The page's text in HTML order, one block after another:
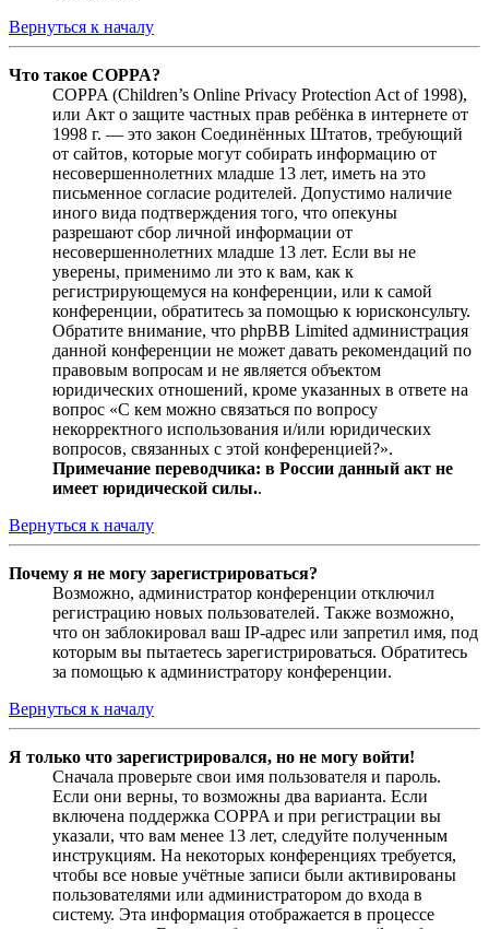
Вернуться к началу
Что такое COPPA?
COPPA (Children’s Online Privacy Protection Act of 1998),
или Акт о защите частных прав ребёнка в интернете от
1998 г. — это закон Соединённых Штатов, требующий
от сайтов, которые могут собирать информацию от
несовершеннолетних младше 13 лет, иметь на это
письменное согласие родителей. Допустимо наличие
иного вида подтверждения того, что опекуны
разрешают сбор личной информации от
несовершеннолетних младше 13 лет. Если вы не
уверены, применимо ли это к вам, как к
регистрирующемуся на конференции, или к самой
конференции, обратитесь за помощью к юрисконсульту.
Обратите внимание, что phpBB Limited администрация
данной конференции не может давать рекомендаций по
правовым вопросам и не является объектом
юридических отношений, кроме указанных в ответе на
вопрос «С кем можно связаться по вопросу
некорректного использования и/или юридических
вопросов, связанных с этой конференцией?».
Примечание переводчика: в России данный акт не
имеет юридической силы..
Вернуться к началу
Почему я не могу зарегистрироваться?
Возможно, администратор конференции отключил
регистрацию новых пользователей. Также возможно,
что он заблокировал ваш IP-адрес или запретил имя, под
которым вы пытаетесь зарегистрироваться. Обратитесь
за помощью к администратору конференции.
Вернуться к началу
Я только что зарегистрировался, но не могу войти!
Сначала проверьте свои имя пользователя и пароль.
Если они верны, то возможны два варианта. Если
включена поддержка COPPA и при регистрации вы
указали, что вам менее 13 лет, следуйте полученным
инструкциям. На некоторых конференциях требуется,
чтобы все новые учётные записи были активированы
пользователями или администратором до входа в
систему. Эта информация отображается в процессе